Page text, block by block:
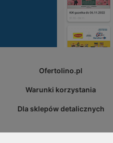
Ofertolino.pl
Warunki korzystania
Dla sklepów detalicznych